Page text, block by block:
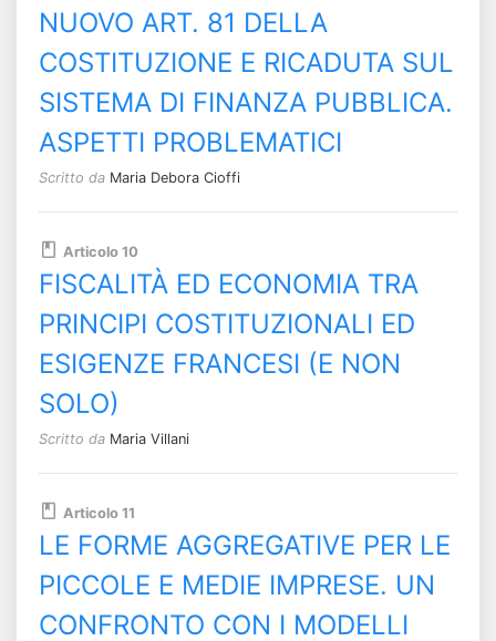
NUOVO ART. 81 DELLA
COSTITUZIONE E RICADUTA SUL
SISTEMA DI FINANZA PUBBLICA.
ASPETTI PROBLEMATICI
Scritto da Maria Debora Cioffi
Articolo 10
FISCALITÀ ED ECONOMIA TRA
PRINCIPI COSTITUZIONALI ED
ESIGENZE FRANCESI (E NON
SOLO)
Scritto da Maria Villani
Articolo 11
LE FORME AGGREGATIVE PER LE
PICCOLE E MEDIE IMPRESE. UN
CONFRONTO CON I MODELLI